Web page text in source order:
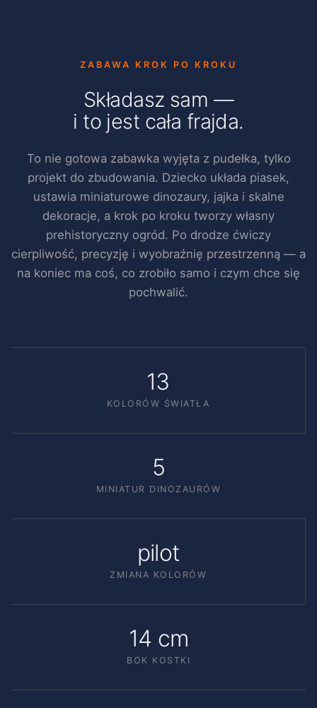
ZABAWA KROK PO KROKU
Składasz sam —
i to jest cała frajda.
To nie gotowa zabawka wyjęta z pudełka, tylko
projekt do zbudowania. Dziecko układa piasek,
ustawia miniaturowe dinozaury, jajka i skalne
dekoracje, a krok po kroku tworzy własny
prehistoryczny ogród. Po drodze ćwiczy
cierpliwość, precyzję i wyobraźnię przestrzenną — a
na koniec ma coś, co zrobiło samo i czym chce się
pochwalić.
13
KOLORÓW ŚWIATŁA
5
MINIATUR DINOZAURÓW
pilot
ZMIANA KOLORÓW
14 cm
BOK KOSTKI